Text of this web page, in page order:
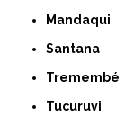
Mandaqui
Santana
Tremembé
Tucuruvi